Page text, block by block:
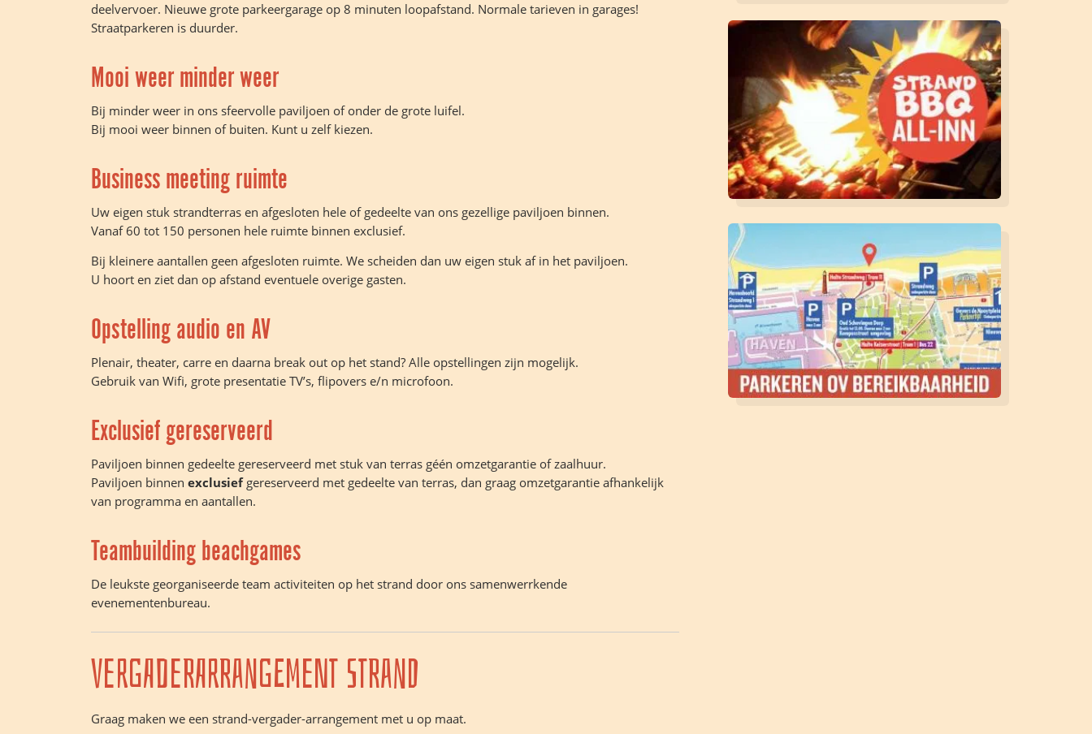
deelvervoer. Nieuwe grote parkeergarage op 8 minuten loopafstand. Normale tarieven in garages!
Straatparkeren is duurder.
Mooi weer minder weer
Bij minder weer in ons sfeervolle paviljoen of onder de grote luifel.
Bij mooi weer binnen of buiten. Kunt u zelf kiezen.
Business meeting ruimte
Uw eigen stuk strandterras en afgesloten hele of gedeelte van ons gezellige paviljoen binnen.
Vanaf 60 tot 150 personen hele ruimte binnen exclusief.
Bij kleinere aantallen geen afgesloten ruimte. We scheiden dan uw eigen stuk af in het paviljoen.
U hoort en ziet dan op afstand eventuele overige gasten.
Opstelling audio en AV
Plenair, theater, carre en daarna break out op het stand? Alle opstellingen zijn mogelijk.
Gebruik van Wifi, grote presentatie TV’s, flipovers e/n microfoon.
Exclusief gereserveerd
Paviljoen binnen gedeelte gereserveerd met stuk van terras géén omzetgarantie of zaalhuur.
Paviljoen binnen exclusiefgereserveerd met gedeelte van terras, dan graag omzetgarantie afhankelijk
van programma en aantallen.
Teambuilding beachgames
De leukste georganiseerde team activiteiten op het strand door ons samenwerrkende
evenementenbureau.
Vergaderarrangement strand
Graag maken we een strand-vergader-arrangement met u op maat.